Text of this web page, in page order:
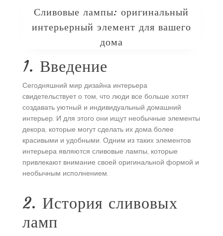
Сливовые лампы: оригинальный
интерьерный элемент для вашего
дома
1. Введение
Сегодняшний мир дизайна интерьера
свидетельствует о том, что люди все больше хотят
создавать уютный и индивидуальный домашний
интерьер. И для этого они ищут необычные элементы
декора, которые могут сделать их дома более
красивыми и удобными. Одним из таких элементов
интерьера являются сливовые лампы, которые
привлекают внимание своей оригинальной формой и
необычным исполнением.
2. История сливовых
ламп